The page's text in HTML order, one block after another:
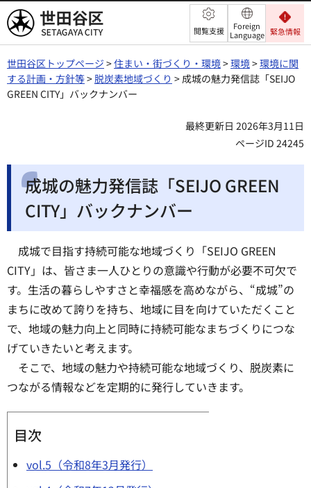
世田谷区 閲覧支援
Foreign
Language 緊急情報
世田谷区トップページ >住まい・街づくり・環境>環境>環境に関
する計画・方針等>脱炭素地域づくり > 成城の魅力発信誌「SEIJO
GREEN CITY」バックナンバー
最終更新日 2026年3月11日
ページID 24245
成城の魅力発信誌「SEIJO GREEN
CITY」バックナンバー
成城で目指す持続可能な地域づくり「SEIJO GREEN
CITY」は、皆さま一人ひとりの意識や行動が必要不可欠で
す。生活の暮らしやすさと幸福感を高めながら、“成城”の
まちに改めて誇りを持ち、地域に目を向けていただくこと
で、地域の魅力向上と同時に持続可能なまちづくりにつな
げていきたいと考えます。
そこで、地域の魅力や持続可能な地域づくり、脱炭素に
つながる情報などを定期的に発行していきます。
目次
vol.5（令和8年3月発行）